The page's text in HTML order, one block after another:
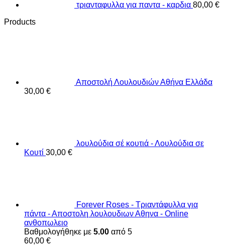
τριανταφυλλα για παντα - καρδια 80,00 €
Products
Αποστολή Λουλουδιών Αθήνα Ελλάδα
30,00 €
λουλούδια σέ κουτιά - Λουλούδια σε
Κουτί 30,00 €
Forever Roses - Τριαντάφυλλα για
πάντα - Αποστολη λουλουδιων Αθηνα - Online
ανθοπωλειο
Βαθμολογήθηκε με 5.00 από 5
60,00 €